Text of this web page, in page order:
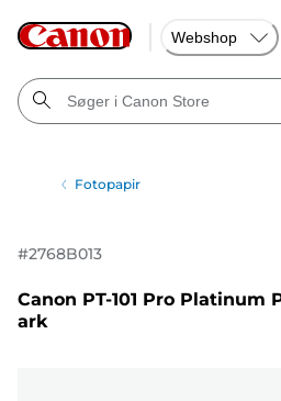
Webshop
Fotopapir
#2768B013
Canon PT-101 Pro Platinum
ark